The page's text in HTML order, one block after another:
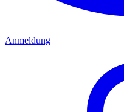
Anmeldung